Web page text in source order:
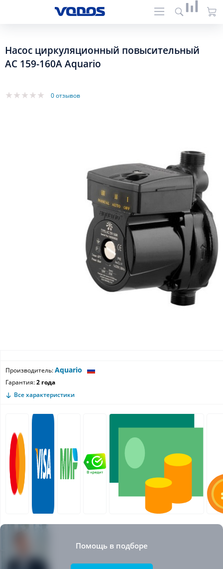
Насос циркуляционный повысительный
АС 159-160А Aquario
0 отзывов
Производитель:Aquario
Гарантия:2 года
Все характеристики
Помощь в подборе